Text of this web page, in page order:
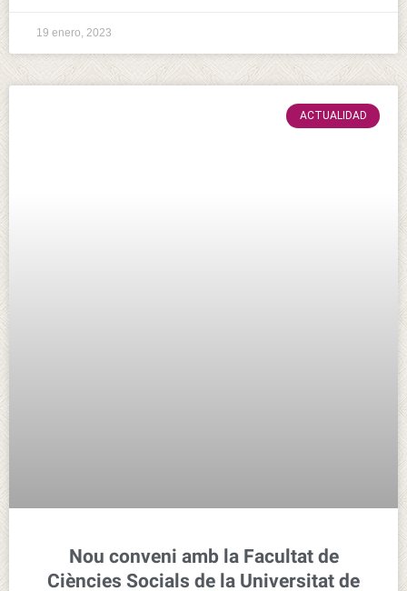
19 enero, 2023
ACTUALIDAD
Nou conveni amb la Facultat de
Ciències Socials de la Universitat de